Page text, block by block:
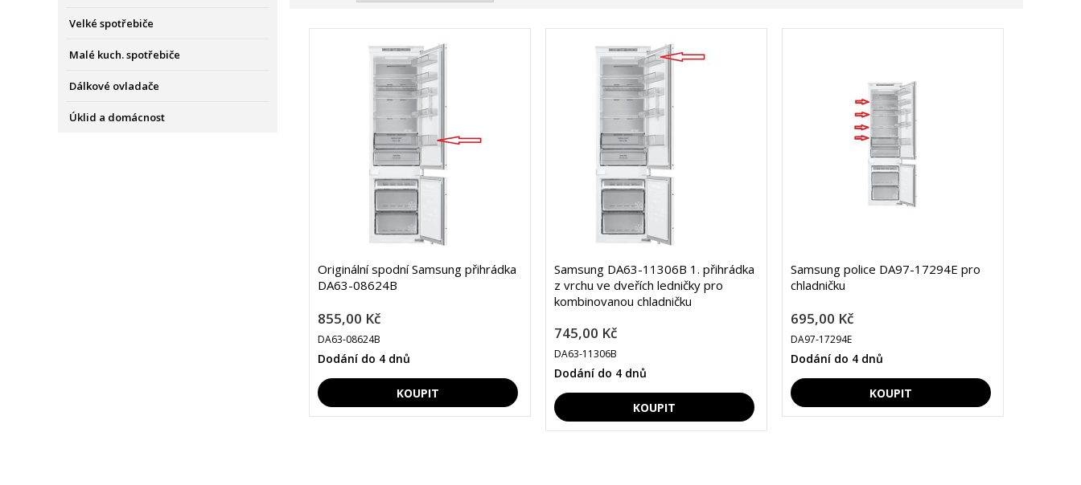
Velké spotřebiče
Malé kuch. spotřebiče
Dálkové ovladače
Úklid a domácnost
Originální spodní Samsung přihrádka
DA63-08624B
855,00 Kč
DA63-08624B
Dodání do 4 dnů
Samsung DA63-11306B 1. přihrádka
z vrchu ve dveřích ledničky pro
kombinovanou chladničku
745,00 Kč
DA63-11306B
Dodání do 4 dnů
Samsung police DA97-17294E pro
chladničku
695,00 Kč
DA97-17294E
Dodání do 4 dnů